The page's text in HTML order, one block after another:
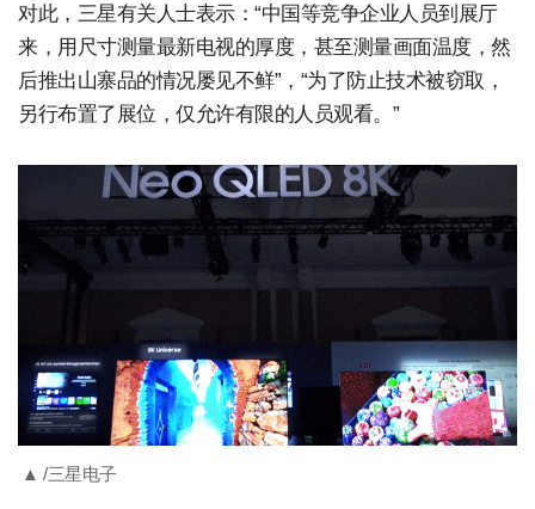
对此，三星有关人士表示：“中国等竞争企业人员到展厅
来，用尺寸测量最新电视的厚度，甚至测量画面温度，然
后推出山寨品的情况屡见不鲜”，“为了防止技术被窃取，
另行布置了展位，仅允许有限的人员观看。”
▲ /三星电子